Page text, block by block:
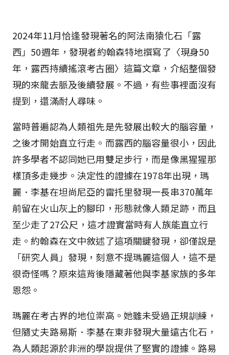
2024年11月恰逢發現著名的阿法南猿化石「露
西」50週年，發現者約翰森特地撰寫了〈現身50
年，露西持續搖滾考古圈〉這篇文章，介紹整個發
現的來龍去脈及後續發展。不過，有些事裡面沒有
提到，還滿耐人尋味。
當時普遍認為人類祖先是先發展出較大的腦容量，
之後才開始直立行走。而露西的腦容量很小，因此
許多學者不認同她已用雙足步行，而是像黑猩猩那
樣頂多走幾步。決定性的證據在1978年出現，瑪
麗．李基在坦尚尼亞的雷托里發現一長串370萬年
前留在火山灰上的腳印，形態就像人類足跡，而且
至少走了27公尺，這才證實當時有人族能直立行
走。約翰森在文中敘述了這項關鍵發現，卻僅說是
「研究人員」發現，刻意不提瑪麗這個人，這不是
很奇怪嗎？原來這背後隱藏著他與李基家族的多年
恩怨。
瑪麗在考古界的地位崇高。她雖未受過正規訓練，
但隨丈夫路易斯．李基在東非發現大量遠古化石，
為人類起源於非洲的學說提供了堅實的證據。路易